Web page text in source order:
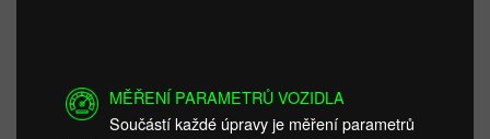
MĚŘENÍ PARAMETRŮ VOZIDLA
Součástí každé úpravy je měření parametrů